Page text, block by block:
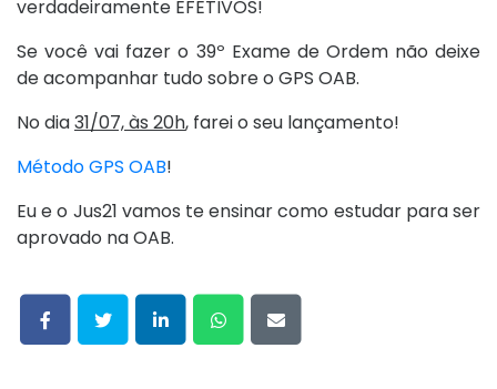
verdadeiramente EFETIVOS!
Se você vai fazer o 39º Exame de Ordem não deixe
de acompanhar tudo sobre o GPS OAB.
No dia31/07, às 20h, farei o seu lançamento!
Método GPS OAB!
Eu e o Jus21 vamos te ensinar como estudar para ser
aprovado na OAB.